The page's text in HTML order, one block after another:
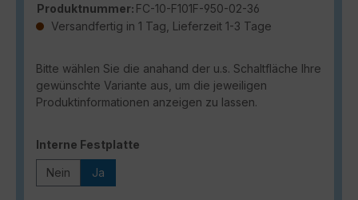
Produktnummer: FC-10-F101F-950-02-36
Versandfertig in 1 Tag, Lieferzeit 1-3 Tage
Bitte wählen Sie die anahand der u.s. Schaltfläche Ihre
gewünschte Variante aus, um die jeweiligen
Produktinformationen anzeigen zu lassen.
Interne Festplatte
Nein Ja